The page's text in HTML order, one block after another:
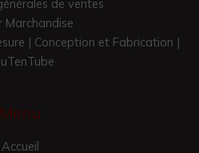
de ventes
Marchandise
| Conception et Fabrication |
Menu
Accueil